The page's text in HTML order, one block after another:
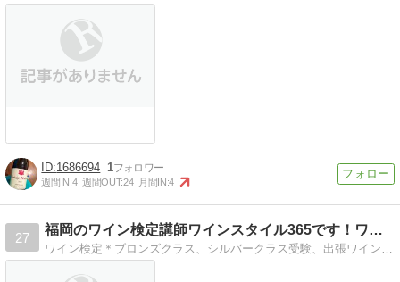
1686694 1
週間IN:4 週間OUT:24 月間IN:4
27
福岡のワイン検定講師ワインスタイル365です！ワイン検定、…